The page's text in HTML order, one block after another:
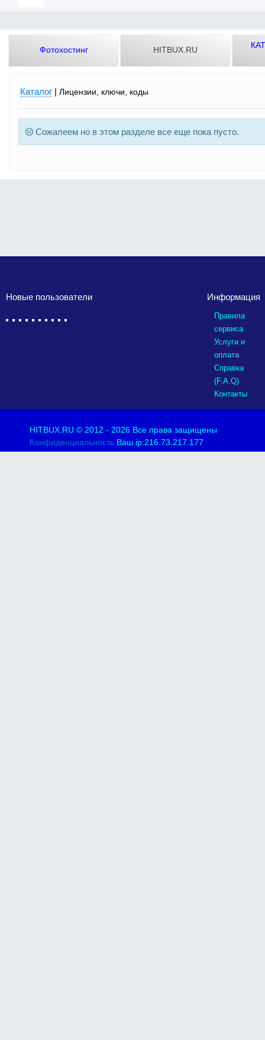
Фотохостинг HITBUX.RU
Каталог | Лицензии, ключи, коды
Сожалеем но в этом разделе все еще пока пусто.
Новые пользователи Информация
Правила
сервиса
Услуги и
оплата
Справка
(F.A.Q)
Контакты
HITBUX.RU © 2012 - 2026 Все права защищены
Конфиденциальность Ваш ip:216.73.217.177